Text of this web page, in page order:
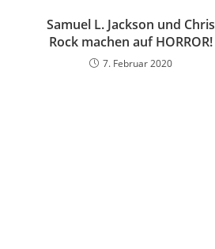
Samuel L. Jackson und Chris
Rock machen auf HORROR!
7. Februar 2020